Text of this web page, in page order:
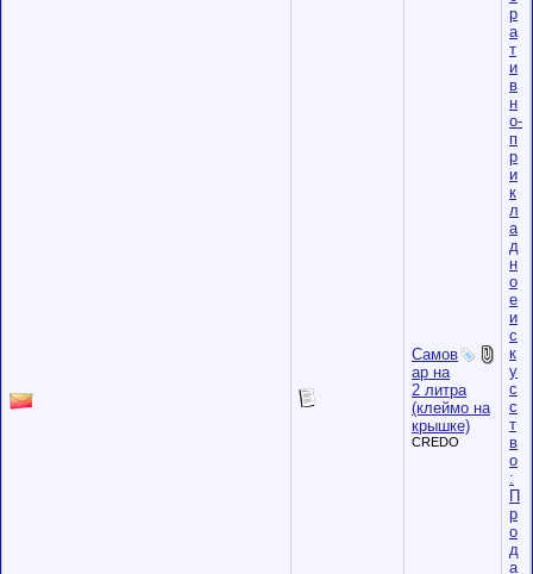
Самов
ар на
2 литра
(клеймо на
крышке)
CREDO
р
а
т
и
в
н
о-
п
р
и
к
л
а
д
н
о
е
и
с
к
у
с
с
т
в
о
:
П
р
о
д
а